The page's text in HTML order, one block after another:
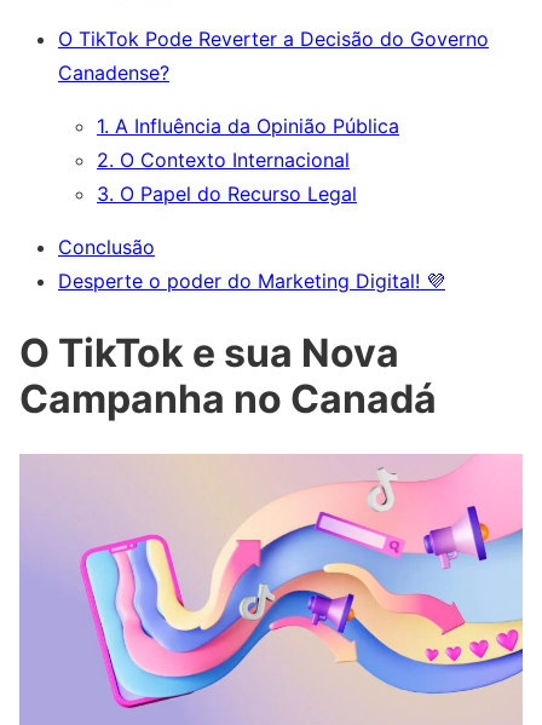
O TikTok Pode Reverter a Decisão do Governo
Canadense?
1. A Influência da Opinião Pública
2. O Contexto Internacional
3. O Papel do Recurso Legal
Conclusão
Desperte o poder do Marketing Digital! 💜
O TikTok e sua Nova
Campanha no Canadá